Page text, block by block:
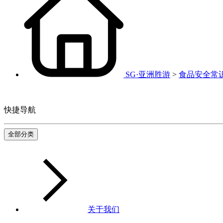
SG·亚洲胜游 > 食品安全常
快捷导航
全部分类
关于我们